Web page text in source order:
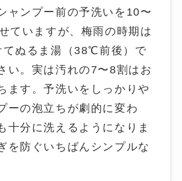
ャンプー前の予洗いを10〜
ていますが、梅雨の時期は
てぬるま湯（38℃前後）で
い。実は汚れの7〜8割はお
ます。予洗いをしっかりや
ーの泡立ちが劇的に変わ
十分に洗えるようになりま
を防ぐいちばんシンプルな